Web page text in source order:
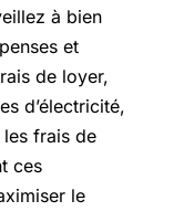
à bien
et
de loyer,
d’électricité,
les frais de
ces
le